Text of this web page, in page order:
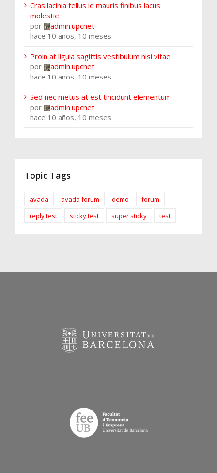
Cras lacinia tellus id mauris finibus lacus
molestie
por
admin.upcnet
hace 10 años, 10 meses
Proin at ligula sagittis vestibulum nisi vitae
por
admin.upcnet
hace 10 años, 10 meses
Sed nec metus at est tincidunt elementum
por
admin.upcnet
hace 10 años, 10 meses
Topic Tags
avada avada forum demo
forum
reply test
sticky test super sticky test